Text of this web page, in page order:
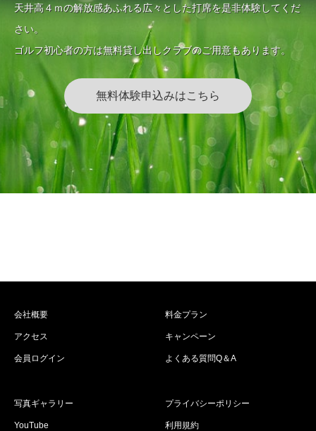
天井高４ｍの解放感あふれる広々とした打席を是非体験してくだ
さい。
ゴルフ初心者の方は無料貸し出しクラブのご用意もあります。
無料体験申込みはこちら
会社概要
アクセス
会員ログイン
料金プラン
キャンペーン
よくある質問Q＆A
写真ギャラリー
YouTube
プライバシーポリシー
利用規約